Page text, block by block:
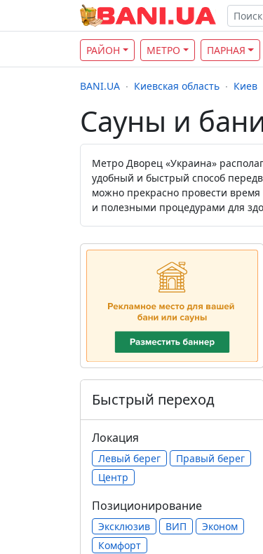
РАЙОН МЕТРО ПАРНАЯ
BANI.UA Киевская область Киев
Сауны и
Метро Дворец «Украина»
удобный и быстрый способ
можно прекрасно провести
и полезными процедурами для
Быстрый переход
Локация
Левый берег
Правый берег
Центр
Позиционирование
Эксклюзив ВИП
Эконом
Комфорт